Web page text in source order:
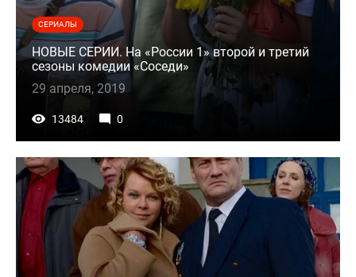
СЕРИАЛЫ
НОВЫЕ СЕРИИ. На «России 1» второй и третий
сезоны комедии «Соседи»
29 апреля, 2019
13484 0